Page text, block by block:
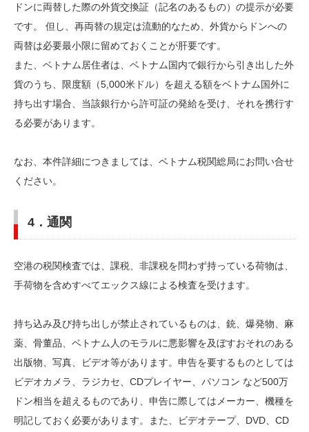
ドンに両替した際の外貨交換証（記名のあるもの）の提示が必要
です。 但し、再両替の規定は流動的なため、外貨からドンへの
両替は必要最小限に留めておくことが肝要です。
また、ベトナム居住者は、ベトナム国内で銀行から引き出した外
貨のうち、限度額（5,000米ドル）を超える額をベトナム国外に
持ち出す場合、当該銀行から許可証の発給を受け、それを携行す
る必要があります。
なお、本件詳細につきましては、ベトナム税関総局にお問い合せ
ください。
4．通関
空港の税関検査では、課税、非課税を問わず持っている荷物は、
手荷物を含めすべてエックス線による検査を受けます。
持ち込み及び持ち出しが禁止されているものは、銃、爆発物、麻
薬、骨董品、ベトナム人のモラルに悪影響を及ぼすおそれのある
出版物、写真、ビデオ等があります。申告を要するものとしては
ビデオカメラ、ラジカセ、CDプレイヤー、パソコン など500万
ドン相当を超えるものであり、申告に際してはメーカー、機種を
明記しておく必要があります。また、ビデオテープ、DVD、CD